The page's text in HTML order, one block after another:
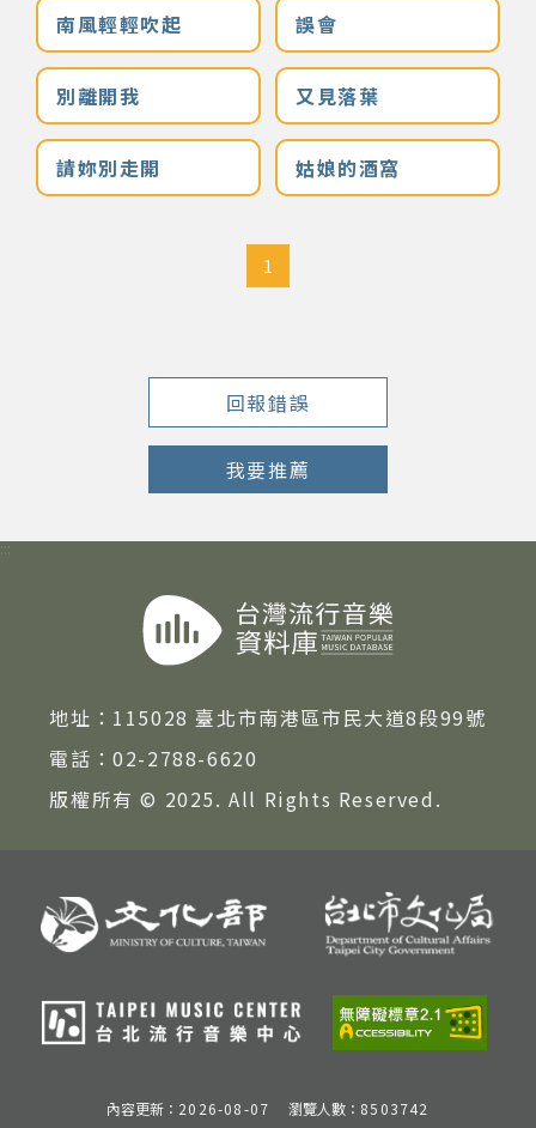
南風輕輕吹起 誤會
別離開我 又見落葉
請妳別走開 姑娘的酒窩
1
回報錯誤
我要推薦
:::
地址： 115028 臺北市南港區市民大道8段99號
電話：02-2788-6620
版權所有 © 2025. All Rights Reserved.
內容更新： 2026-08-07 瀏覽人數： 8503742
隱私權保護政策
著作權及免責聲明